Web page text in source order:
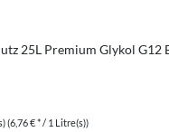
25L Premium Glykol G12
(6,76 € * / 1 Litre(s))